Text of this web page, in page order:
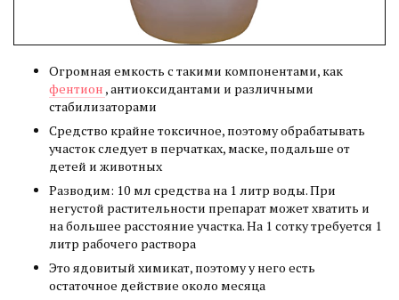
Огромная емкость с такими компонентами, как
фентион , антиоксидантами и различными
стабилизаторами
Средство крайне токсичное, поэтому обрабатывать
участок следует в перчатках, маске, подальше от
детей и животных​
Разводим: 10 мл средства на 1 литр воды. При
негустой растительности препарат может хватить и
на большее расстояние участка. На 1 сотку требуется 1
литр рабочего раствора
Это ядовитый химикат, поэтому у него есть
остаточное действие около месяца